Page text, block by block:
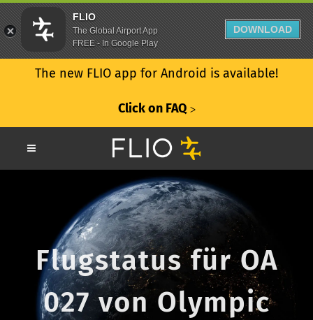
The new FLIO app for Android is available!
Click on FAQ ᐳ
Flugstatus für OA
027 von Olympic
FLIO
The Global Airport App
FREE - In Google Play
DOWNLOAD